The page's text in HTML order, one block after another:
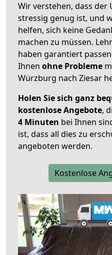
Wir verstehen, dass der
stressig genug ist, und
helfen, sich keine
machen zu müssen.
haben garantiert
Ihnen ohne Probleme
Würzburg nach Ziesar
Holen Sie sich ganz
kostenlose Angebote,
4 Minuten bei Ihnen
ist, dass all dies zu
angeboten werden.
Kostenlose